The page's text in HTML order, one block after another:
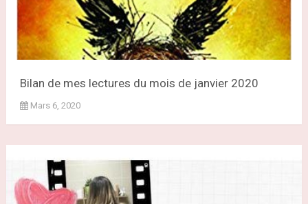
Bilan de mes lectures du mois de janvier 2020
Mars 6, 2020